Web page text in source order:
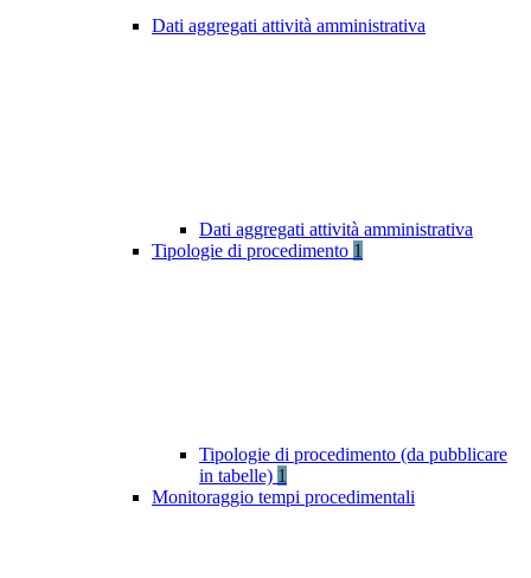
Dati aggregati attività amministrativa
Dati aggregati attività amministrativa
Tipologie di procedimento 1
Tipologie di procedimento (da pubblicare
in tabelle) 1
Monitoraggio tempi procedimentali